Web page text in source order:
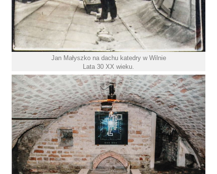
Jan Małyszko na dachu katedry w Wilnie
Lata 30 XX wieku.